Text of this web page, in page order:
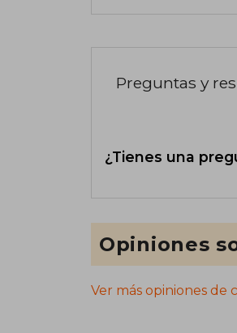
Preguntas y
¿Tienes una
Opiniones
Ver más opiniones de